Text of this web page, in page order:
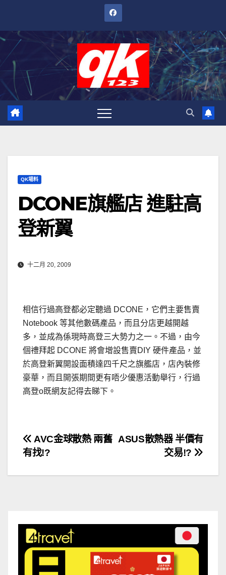
內
QK場料
DCONE旗艦店 進駐高
登新翼
十二月 20, 2009
相信行過高登都必定聽過 DCONE，它們主要售賣
Notebook 等其他數碼產品，而且分店更越開越
多，並成為係現時高登三大勢力之一。不過，由今
個禮拜起 DCONE 將會增設售賣DIY 硬件產品，並
於高登新翼開設面積達四千尺之旗艦店，店內裝修
豪華，而且開張期間更有唔少優惠活動舉行，行過
高登o既網友記得去睇下。
文
章
ASUS散熱器 半價有
交易!?
AVC金球散熱 兩舊
有找!?